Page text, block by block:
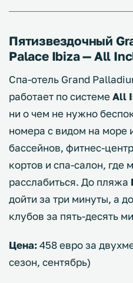
Пятизвездочный
Palace Ibiza — All
Спа-отель Grand
работает по системе All
ни о чем не нужно
номера с видом на море
бассейнов, фитнес-
кортов и спа-салон, где
расслабиться. До пляжа
дойти за три минуты, а
клубов за пять-десять
Цена:458 евро за
сезон, сентябрь)